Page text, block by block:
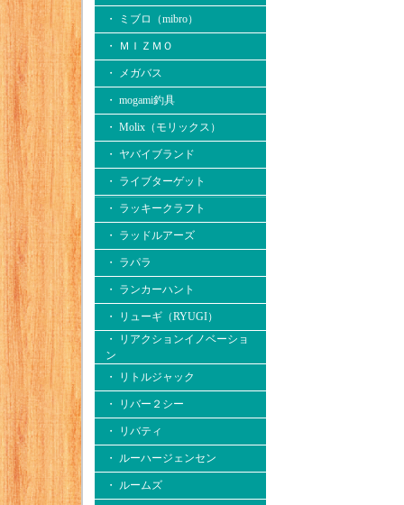
・ ミブロ（mibro）
・ ＭＩＺＭＯ
・ メガバス
・ mogami釣具
・ Molix（モリックス）
・ ヤバイブランド
・ ライブターゲット
・ ラッキークラフト
・ ラッドルアーズ
・ ラパラ
・ ランカーハント
・ リューギ（RYUGI）
・ リアクションイノベーショ
ン
・ リトルジャック
・ リバー２シー
・ リバティ
・ ルーハージェンセン
・ ルームズ